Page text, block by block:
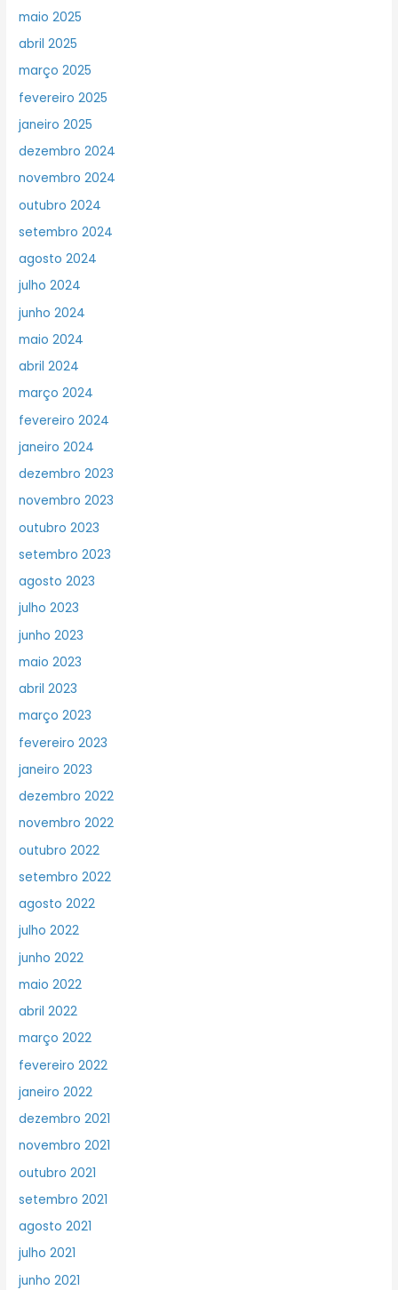
maio 2025
abril 2025
março 2025
fevereiro 2025
janeiro 2025
dezembro 2024
novembro 2024
outubro 2024
setembro 2024
agosto 2024
julho 2024
junho 2024
maio 2024
abril 2024
março 2024
fevereiro 2024
janeiro 2024
dezembro 2023
novembro 2023
outubro 2023
setembro 2023
agosto 2023
julho 2023
junho 2023
maio 2023
abril 2023
março 2023
fevereiro 2023
janeiro 2023
dezembro 2022
novembro 2022
outubro 2022
setembro 2022
agosto 2022
julho 2022
junho 2022
maio 2022
abril 2022
março 2022
fevereiro 2022
janeiro 2022
dezembro 2021
novembro 2021
outubro 2021
setembro 2021
agosto 2021
julho 2021
junho 2021